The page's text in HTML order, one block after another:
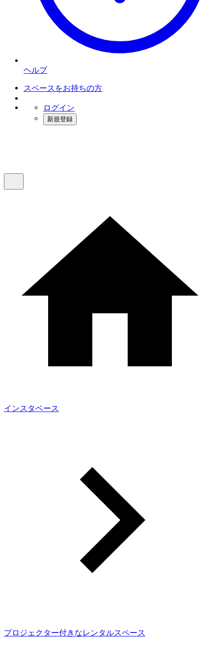
ヘルプ
スペースをお持ちの方
ログイン
新規登録
インスタベース
プロジェクター付きなレンタルスペース